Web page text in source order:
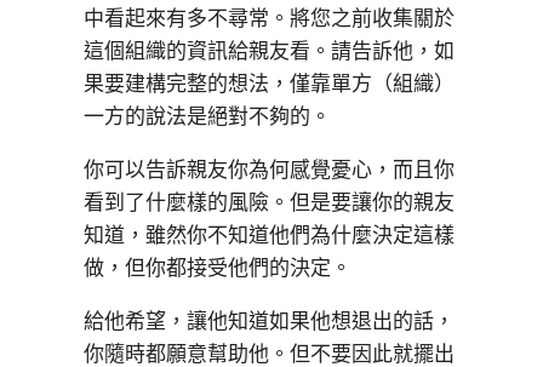
中看起來有多不尋常。將您之前收集關於
這個組織的資訊給親友看。請告訴他，如
果要建構完整的想法，僅靠單方（組織）
一方的說法是絕對不夠的。
你可以告訴親友你為何感覺憂心，而且你
看到了什麼樣的風險。但是要讓你的親友
知道，雖然你不知道他們為什麼決定這樣
做，但你都接受他們的決定。
給他希望，讓他知道如果他想退出的話，
你隨時都願意幫助他。但不要因此就擺出